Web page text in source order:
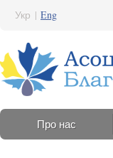
Укр | Eng
Про нас